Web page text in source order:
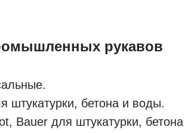
рукавов
штукатурки, бетона и воды.
Bauer для штукатурки,